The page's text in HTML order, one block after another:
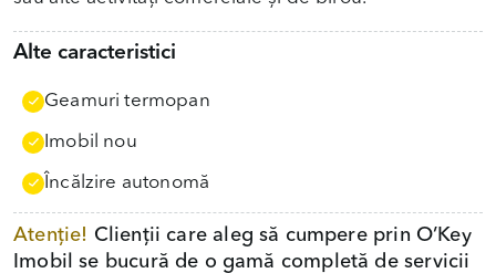
Alte caracteristici
Geamuri termopan
Imobil nou
Încălzire autonomă
Atenție! Clienții care aleg să cumpere prin O’Key
Imobil se bucură de o gamă completă de servicii